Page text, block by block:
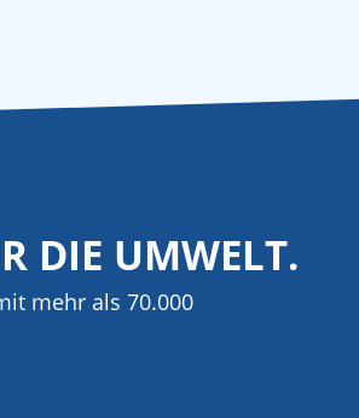
DIE UMWELT.
mehr als 70.000